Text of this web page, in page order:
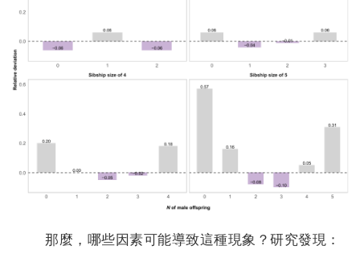
那麼，哪些因素可能導致這種現象？研究發現：